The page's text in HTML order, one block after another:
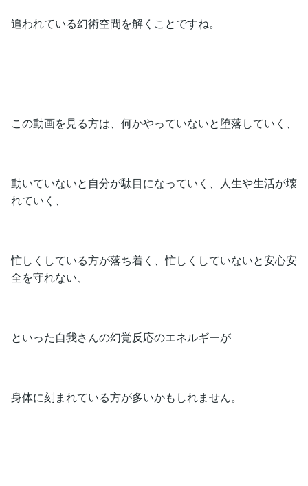
追われている幻術空間を解くことですね。
この動画を見る方は、何かやっていないと堕落していく、
動いていないと自分が駄目になっていく、人生や生活が壊
れていく、
忙しくしている方が落ち着く、忙しくしていないと安心安
全を守れない、
といった自我さんの幻覚反応のエネルギーが
身体に刻まれている方が多いかもしれません。